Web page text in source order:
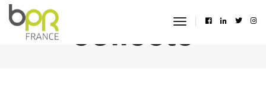
toggle
collecte